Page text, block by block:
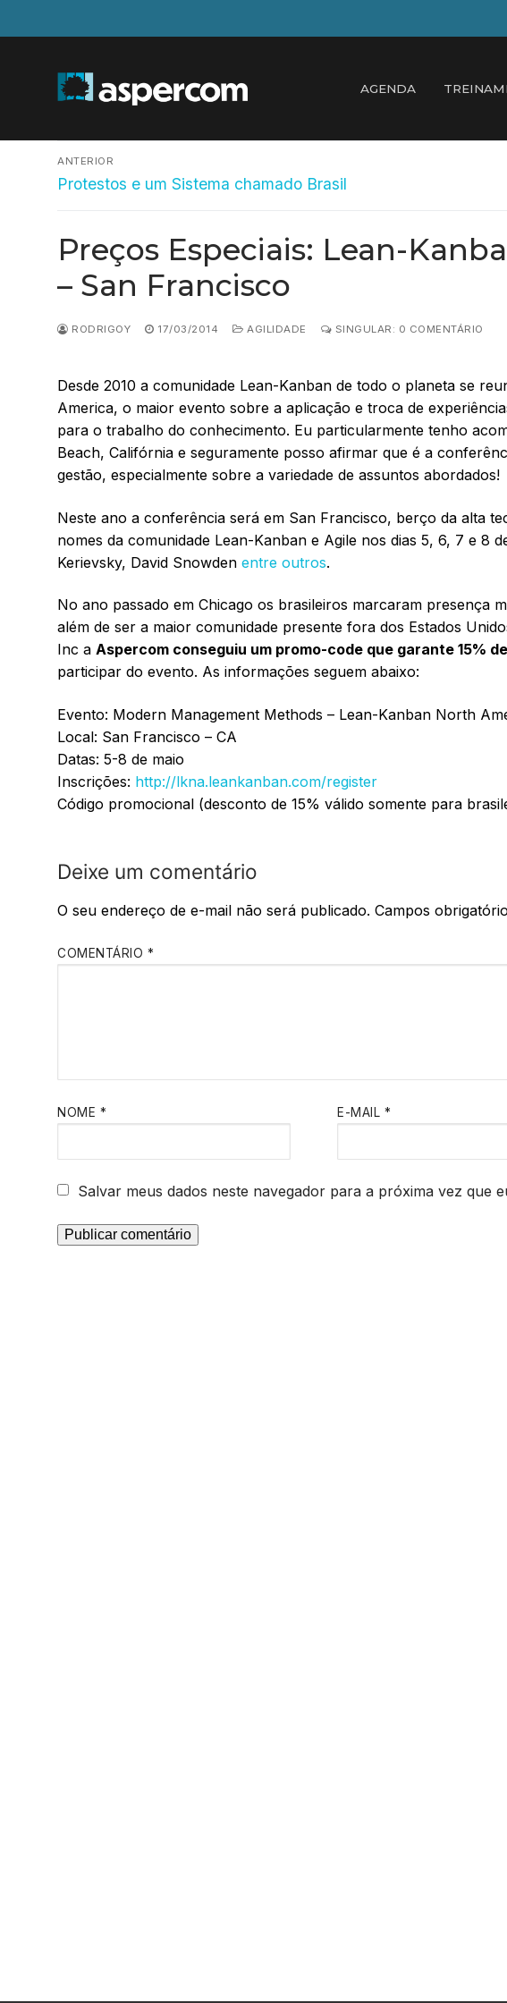
para
conteúdo
AGENDA
Navegação
de
Post
ANTERIOR
Post
Protestos e um Sistema chamado Brasil
Preços Especiais: Lean-
– San Francisco
RODRIGOY 17/03/2014 AGILIDADE SINGULAR: 0 COMENTÁRIO
Desde 2010 a comunidade Lean-Kanban de todo o planeta se
America, o maior evento sobre a aplicação e troca de
para o trabalho do conhecimento. Eu particularmente tenho
Beach, Califórnia e seguramente posso afirmar que é a
gestão, especialmente sobre a variedade de assuntos abordados!
Neste ano a conferência será em San Francisco, berço da alta
nomes da comunidade Lean-Kanban e Agile nos dias 5, 6, 7 e 8
Kerievsky, David Snowden entre outros.
No ano passado em Chicago os brasileiros marcaram presença
além de ser a maior comunidade presente fora dos Estados
Inc a Aspercom conseguiu um promo-code que garante 15%
participar do evento. As informações seguem abaixo:
Evento: Modern Management Methods – Lean-Kanban North
Local: San Francisco – CA
Datas: 5-8 de maio
Inscrições: http://lkna.leankanban.com/register
Código promocional (desconto de 15% válido somente para
Deixe um comentário
O seu endereço de e-mail não será publicado. Campos
COMENTÁRIO *
NOME * E-MAIL *
Salvar meus dados neste navegador para a próxima vez que